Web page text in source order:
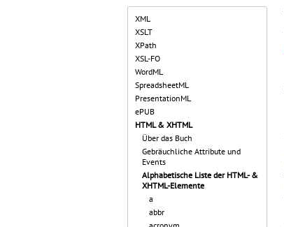
XML
XSLT
XPath
XSL-FO
WordML
SpreadsheetML
PresentationML
ePUB
HTML & XHTML
Über das Buch
Gebräuchliche Attribute und
Events
Alphabetische Liste der HTML- &
XHTML-Elemente
a
abbr